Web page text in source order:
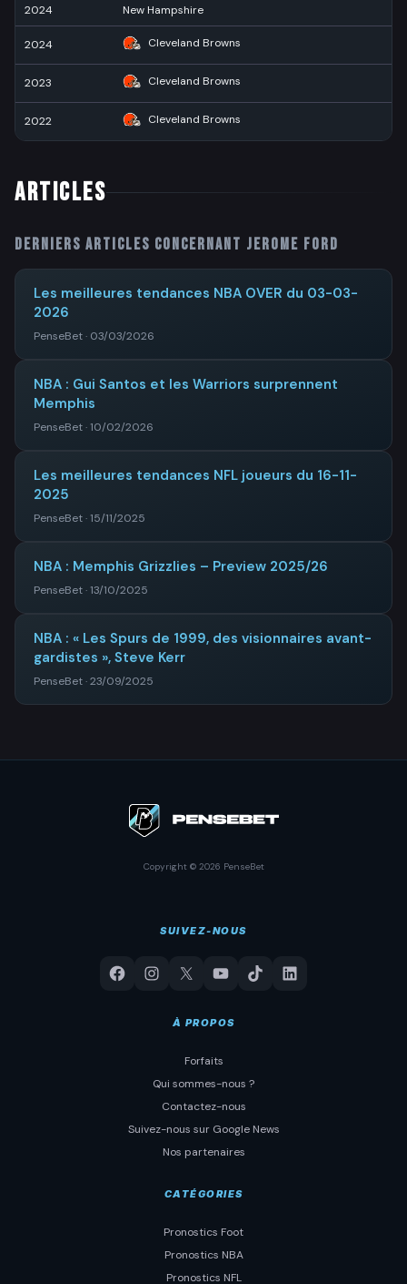
2024 New Hampshire
2024 Cleveland Browns
2023 Cleveland Browns
2022 Cleveland Browns
ARTICLES
Derniers articles concernant Jerome Ford
Les meilleures tendances NBA OVER du 03-03-
2026
PenseBet · 03/03/2026
NBA : Gui Santos et les Warriors surprennent
Memphis
PenseBet · 10/02/2026
Les meilleures tendances NFL joueurs du 16-11-
2025
PenseBet · 15/11/2025
NBA : Memphis Grizzlies – Preview 2025/26
PenseBet · 13/10/2025
NBA : « Les Spurs de 1999, des visionnaires avant-
gardistes », Steve Kerr
PenseBet · 23/09/2025
Copyright © 2026 PenseBet
SUIVEZ-NOUS
À PROPOS
Forfaits
Qui sommes-nous ?
Contactez-nous
Suivez-nous sur Google News
Nos partenaires
CATÉGORIES
Pronostics Foot
Pronostics NBA
Pronostics NFL